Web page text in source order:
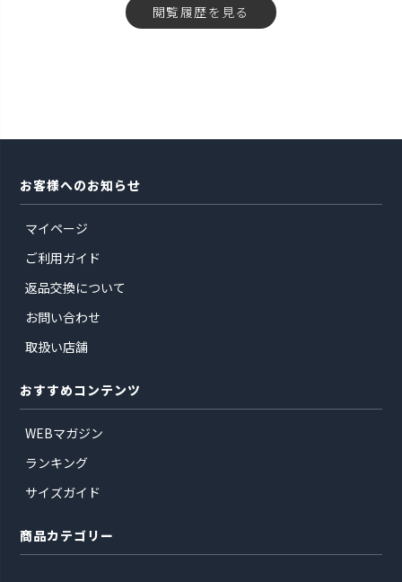
閲覧履歴を見る
お客様へのお知らせ
マイページ
ご利用ガイド
返品交換について
お問い合わせ
取扱い店舗
おすすめコンテンツ
WEBマガジン
ランキング
サイズガイド
商品カテゴリー